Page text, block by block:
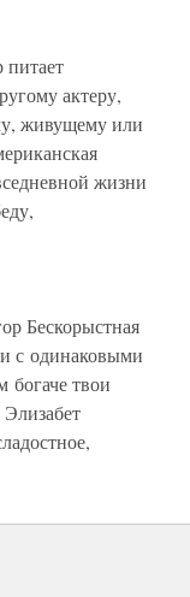
актеру,
живущему или
жизни
Бескорыстная
с одинаковыми
богаче твои
Элизабет